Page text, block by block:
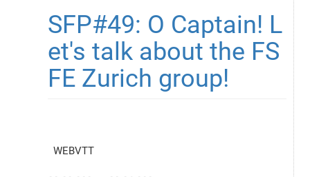
SFP#49: O Captain! L
et's talk about the FS
FE Zurich group!